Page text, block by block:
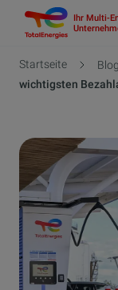
Ihr Multi-
Pfadnavigation
Startseite Blog
wichtigsten